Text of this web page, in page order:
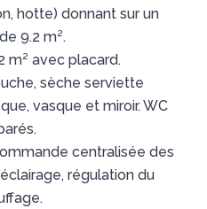
hotte) donnant sur un
9.2 m².
m² avec placard.
sèche serviette
vasque et miroir. WC
centralisée des
régulation du